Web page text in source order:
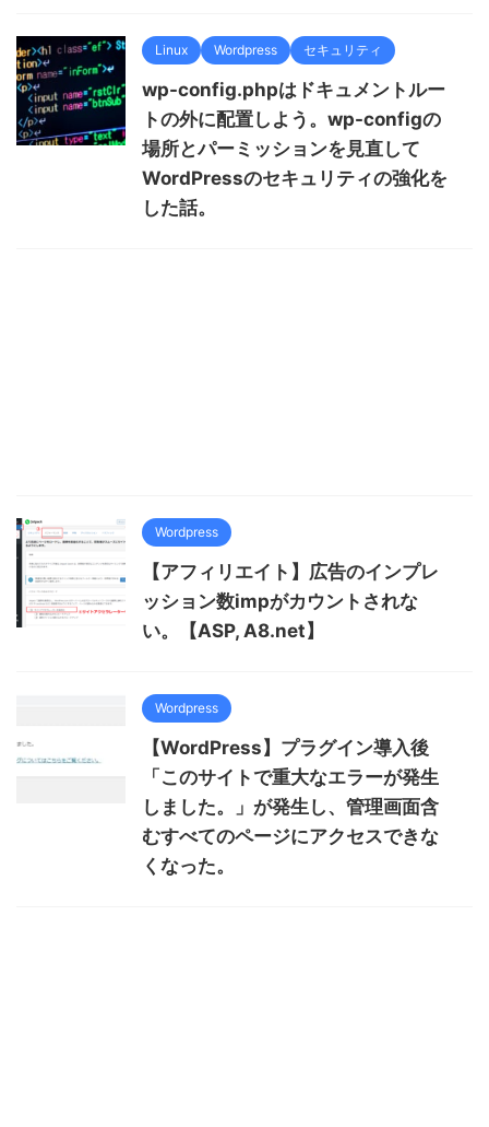
Linux Wordpress セキュリティ
wp-config.phpはドキュメントルー
トの外に配置しよう。wp-configの
場所とパーミッションを見直して
WordPressのセキュリティの強化を
した話。
Wordpress
【アフィリエイト】広告のインプレ
ッション数impがカウントされな
い。【ASP, A8.net】
Wordpress
【WordPress】プラグイン導入後
「このサイトで重大なエラーが発生
しました。」が発生し、管理画面含
むすべてのページにアクセスできな
くなった。